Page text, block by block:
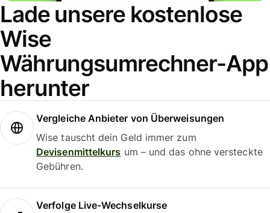
Lade unsere kostenlose
Wise
Währungsumrechner-App
herunter
Vergleiche Anbieter von Überweisungen
Wise tauscht dein Geld immer zum
Devisenmittelkurs um – und das ohne versteckte
Gebühren.
Verfolge Live-Wechselkurse